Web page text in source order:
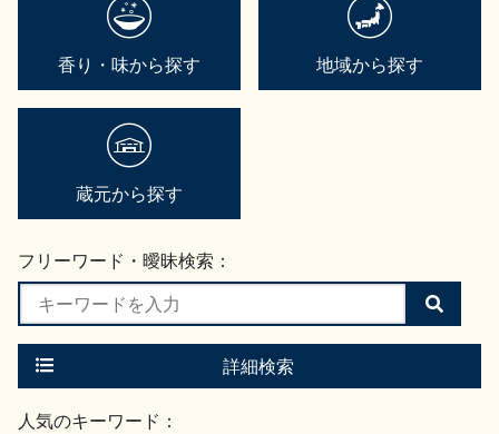
香り・味から探す 地域から探す
蔵元から探す
フリーワード・曖昧検索：
検
索
す
詳細検索
人気のキーワード：